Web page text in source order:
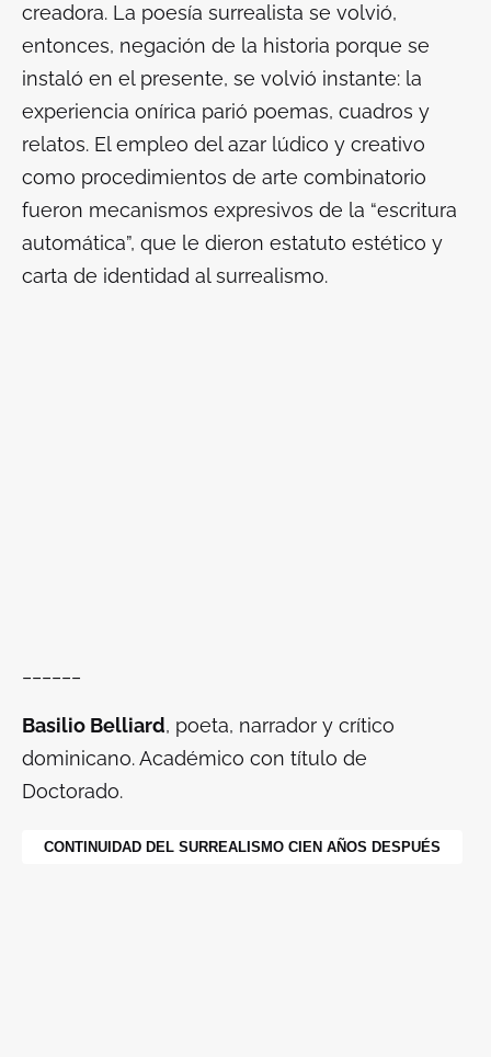
creadora. La poesía surrealista se volvió,
entonces, negación de la historia porque se
instaló en el presente, se volvió instante: la
experiencia onírica parió poemas, cuadros y
relatos. El empleo del azar lúdico y creativo
como procedimientos de arte combinatorio
fueron mecanismos expresivos de la “escritura
automática”, que le dieron estatuto estético y
carta de identidad al surrealismo.
Basilio Belliard, poeta, narrador y crítico
dominicano. Académico con título de
Doctorado.
CONTINUIDAD DEL SURREALISMO CIEN AÑOS DESPUÉS